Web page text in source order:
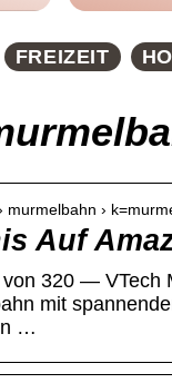
FREIZEIT
murmelbahn ›
Auf
320 — VTech
mit
…